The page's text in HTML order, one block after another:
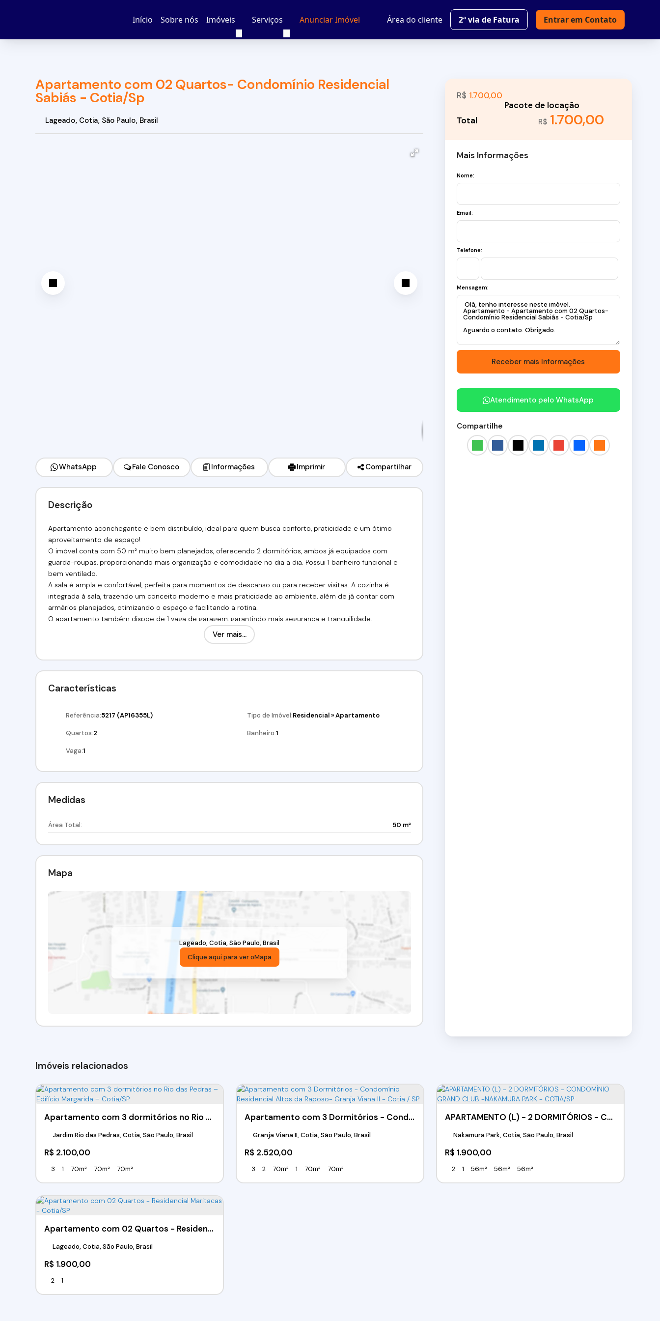
Entrar em Contato
2ª via de Fatura
Área do cliente
Anunciar Imóvel
Serviços
Imóveis
Sobre nós
Início
Apartamento com 02 Quartos- Condomínio Residencial
Sabiás - Cotia/Sp
Lageado, Cotia, São Paulo, Brasil
WhatsApp Fale Conosco Informações Imprimir Compartilhar
Descrição
Apartamento aconchegante e bem distribuído, ideal para quem busca conforto, praticidade e um ótimo
aproveitamento de espaço!
O imóvel conta com 50 m² muito bem planejados, oferecendo 2 dormitórios, ambos já equipados com
guarda-roupas, proporcionando mais organização e comodidade no dia a dia. Possui 1 banheiro funcional e
bem ventilado.
A sala é ampla e confortável, perfeita para momentos de descanso ou para receber visitas. A cozinha é
integrada à sala, trazendo um conceito moderno e mais praticidade ao ambiente, além de já contar com
armários planejados, otimizando o espaço e facilitando a rotina.
O apartamento também dispõe de 1 vaga de garagem, garantindo mais segurança e tranquilidade.
Ver mais...
Características
Referência:5217 (AP16355L) Tipo de Imóvel:Residencial»Apartamento
Quartos:2 Banheiro:1
Vaga:1
Medidas
Área Total: 50 m²
Mapa
Lageado, Cotia, São Paulo, Brasil
Clique aqui para ver oMapa
R$ 1.700,00
R$ 1.700,00
Mais Informações
Nome:
Email:
Telefone:
Mensagem:
Atendimento peloWhatsApp
Compartilhe
Imóveis relacionados
Apartamento com 3 dormitórios no Rio das Pedras – Edifício Margarida – Cotia/SP
R$ 2.100,00
Jardim Rio das Pedras, Cotia, São Paulo, Brasil
3 1 70m² 70m² 70m²
Apartamento com 3 Dormitórios - Condomínio Residencial Altos da Raposo- Granja Viana II - Cotia / SP
R$ 2.520,00
Granja Viana II, Cotia, São Paulo, Brasil
3 2 70m² 1 70m² 70m²
APARTAMENTO (L) - 2 DORMITÓRIOS - CONDOMÍNIO GRAND CLUB -NAKAMURA PARK - COTIA/SP
R$ 1.900,00
Nakamura Park, Cotia, São Paulo, Brasil
2 1 56m² 56m² 56m²
Apartamento com 02 Quartos - Residencial Maritacas - Cotia/SP
R$ 1.900,00
Lageado, Cotia, São Paulo, Brasil
2 1